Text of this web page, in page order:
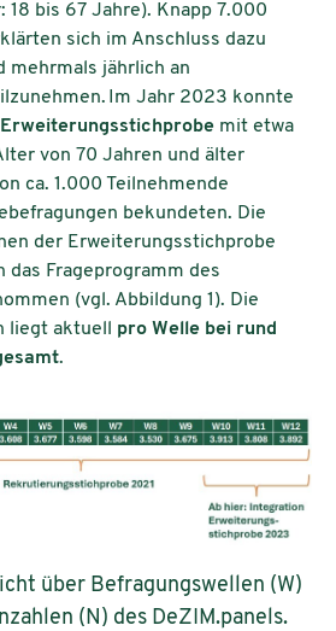
bis 67 Jahre). Knapp 7.000
sich im Anschluss dazu
mehrmals jährlich an
Im Jahr 2023 konnte
Erweiterungsstichprobe mit etwa
von 70 Jahren und älter
ca. 1.000 Teilnehmende
bekundeten. Die
der Erweiterungsstichprobe
das Frageprogramm des
(vgl. Abbildung 1). Die
liegt aktuell pro Welle bei rund
.
über Befragungswellen (W)
(N) des DeZIM.panels.